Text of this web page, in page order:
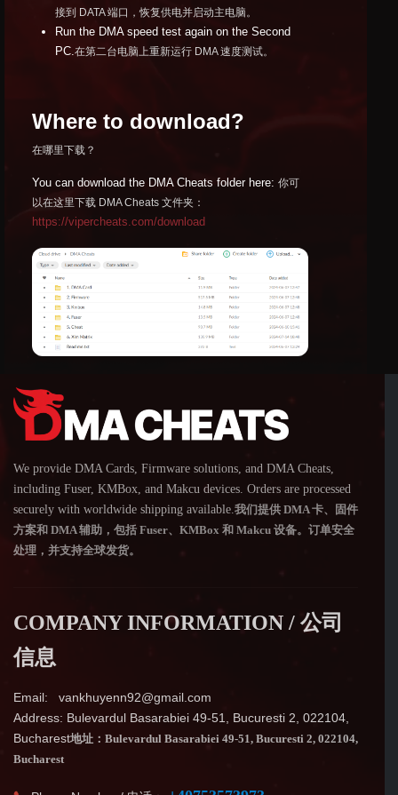
接到 DATA 端口，恢复供电并启动主电脑。
Run the DMA speed test again on the Second
PC. 在第二台电脑上重新运行 DMA 速度测试。
Where to download?
在哪里下载？
You can download the DMA Cheats folder here: 你可
以在这里下载 DMA Cheats 文件夹：
https://vipercheats.com/download
We provide DMA Cards, Firmware solutions, and DMA Cheats,
including Fuser, KMBox, and Makcu devices. Orders are processed
securely with worldwide shipping available. 我们提供 DMA 卡、固件
方案和 DMA 辅助，包括 Fuser、KMBox 和 Makcu 设备。订单安全
处理，并支持全球发货。
COMPANY INFORMATION / 公司
信息
Email: vankhuyenn92@gmail.com
Address: Bulevardul Basarabiei 49-51, Bucuresti 2, 022104,
Bucharest地址：Bulevardul Basarabiei 49-51, Bucuresti 2, 022104,
Bucharest